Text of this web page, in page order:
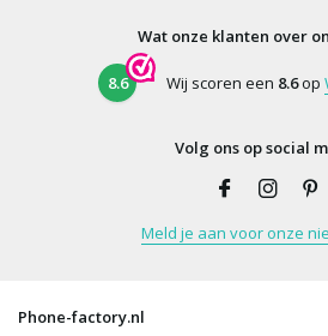
Wat onze klanten over
8.6 Wij scoren een 8.6op
Volg ons op social
Meld je aan voor onze
Phone-factory.nl